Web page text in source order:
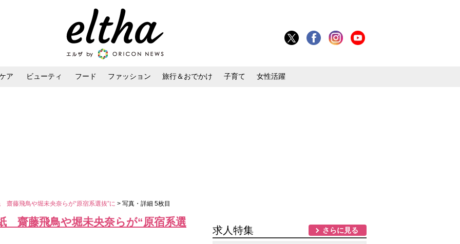
ア ビューティ フード ファッション 旅行＆おでかけ 子育て 女性活躍
藤飛鳥や堀未央奈らが“原宿系選抜”に > 写真・詳細 5枚目
齋藤飛鳥や堀未央奈らが“原宿系選
求人特集 さらに見る